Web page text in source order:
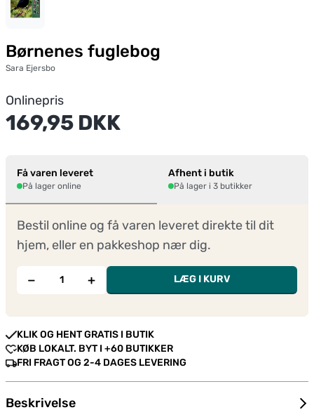
Børnenes fuglebog
Sara Ejersbo
Onlinepris
169,95 DKK
Få varen leveret
På lager online
Afhent i butik
På lager i 3 butikker
Bestil online og få varen leveret direkte til dit
hjem, eller en pakkeshop nær dig.
− + LÆG I KURV
KLIK OG HENT GRATIS I BUTIK
KØB LOKALT. BYT I +60 BUTIKKER
FRI FRAGT OG 2-4 DAGES LEVERING
Beskrivelse